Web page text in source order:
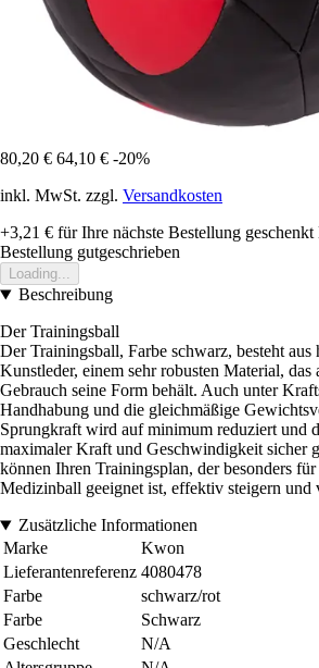
80,20 € 64,10 € -20%
inkl. MwSt. zzgl. Versandkosten
+3,21 € für Ihre nächste Bestellung geschenkt
Bestellung gutgeschrieben
Loading...
Beschreibung
Der Trainingsball
Der Trainingsball, Farbe schwarz, besteht aus
Kunstleder, einem sehr robusten Material, das
Gebrauch seine Form behält. Auch unter
Handhabung und die gleichmäßige
Sprungkraft wird auf minimum reduziert und
maximaler Kraft und Geschwindigkeit sicher
können Ihren Trainingsplan, der besonders
Medizinball geeignet ist, effektiv steigern und
Zusätzliche Informationen
Marke
Kwon
Lieferantenreferenz 4080478
Farbe
schwarz/rot
Farbe
Schwarz
Geschlecht
N/A